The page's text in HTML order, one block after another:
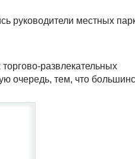
руководители местных
развлекательных
очередь, тем, что